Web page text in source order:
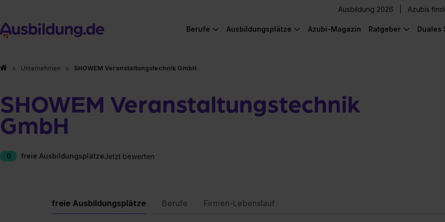
Ausbildung 2026 Azubis
Berufe Ausbildungsplätze Azubi-Magazin Ratgeber Duales
Unternehmen SHOWEM Veranstaltungstechnik GmbH
SHOWEM Veranstaltungstechnik
GmbH
0 freie AusbildungsplätzeJetzt bewerten
freie Ausbildungsplätze Berufe Firmen-Lebenslauf